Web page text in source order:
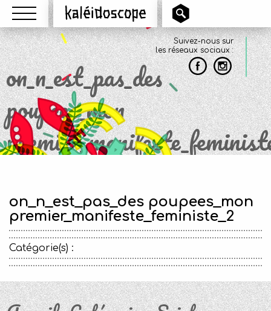
Menu Kaléidoscope
Suivez-nous sur
les réseaux sociaux :
on_n_est_pas_des
poupees_mon
on_n_est_pas_des poupees_mon
premier_manifeste_feministe_2
Catégorie(s) :